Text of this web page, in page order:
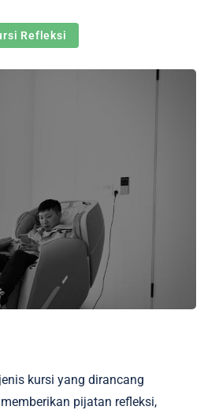
Refleksi
kursi yang dirancang
pijatan refleksi,